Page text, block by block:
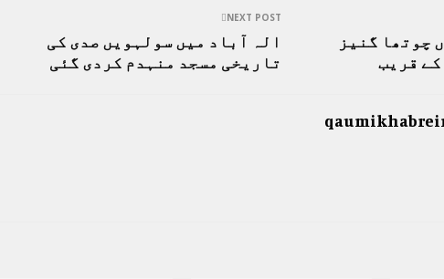
چوتھا گنیز
قریب
NEXT POST
الہ آباد میں سولہویں صدی کی
تاریخی مسجد منہدم کردی گئی